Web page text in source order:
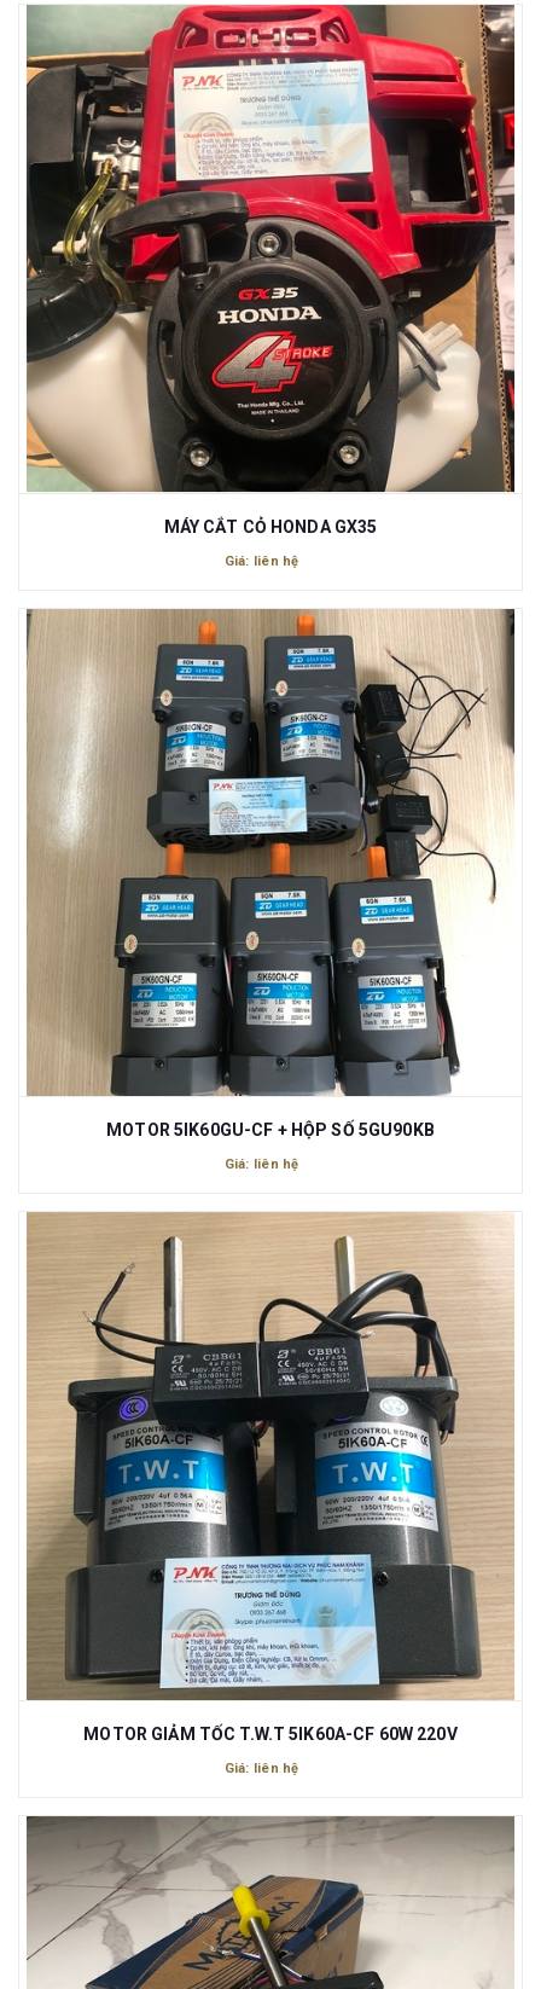
MÁY CẮT CỎ HONDA GX35
Giá: liên hệ
MOTOR 5IK60GU-CF + HỘP SỐ 5GU90KB
Giá: liên hệ
MOTOR GIẢM TỐC T.W.T 5IK60A-CF 60W 220V
Giá: liên hệ